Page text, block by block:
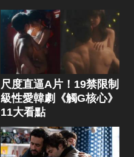
尺度直逼A片！19禁限制
級性愛韓劇《觸G核心》
11大看點